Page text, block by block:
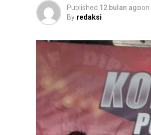
Published 12 bulan agoon
By redaksi